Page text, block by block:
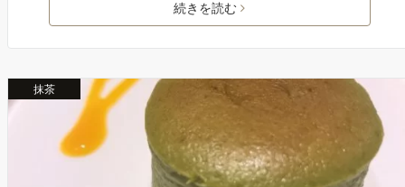
続きを読む
抹茶